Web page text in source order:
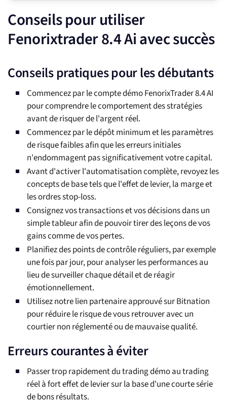
Conseils pour utiliser
Fenorixtrader 8.4 Ai avec succès
Conseils pratiques pour les débutants
Commencez par le compte démo FenorixTrader 8.4 AI
pour comprendre le comportement des stratégies
avant de risquer de l'argent réel.
Commencez par le dépôt minimum et les paramètres
de risque faibles afin que les erreurs initiales
n'endommagent pas significativement votre capital.
Avant d'activer l'automatisation complète, revoyez les
concepts de base tels que l'effet de levier, la marge et
les ordres stop-loss.
Consignez vos transactions et vos décisions dans un
simple tableur afin de pouvoir tirer des leçons de vos
gains comme de vos pertes.
Planifiez des points de contrôle réguliers, par exemple
une fois par jour, pour analyser les performances au
lieu de surveiller chaque détail et de réagir
émotionnellement.
Utilisez notre lien partenaire approuvé sur Bitnation
pour réduire le risque de vous retrouver avec un
courtier non réglementé ou de mauvaise qualité.
Erreurs courantes à éviter
Passer trop rapidement du trading démo au trading
réel à fort effet de levier sur la base d'une courte série
de bons résultats.